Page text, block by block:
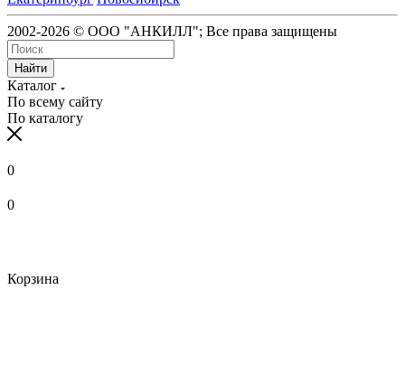
2002-2026 © ООО "АНКИЛЛ"; Все права защищены
Найти
Каталог
По всему сайту
По каталогу
0
0
Корзина